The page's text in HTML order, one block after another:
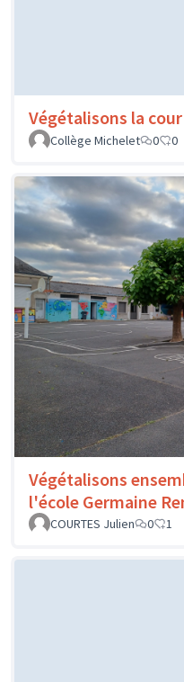
Végétalisons la
Collège Michelet
0 0
Végétalisons
l'école Germaine
COURTES Julien
0 1